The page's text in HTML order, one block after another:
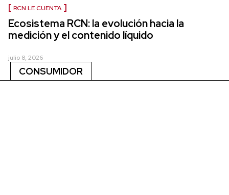
RCN LE CUENTA
Ecosistema RCN: la evolución hacia la
medición y el contenido líquido
julio 8, 2026
CONSUMIDOR